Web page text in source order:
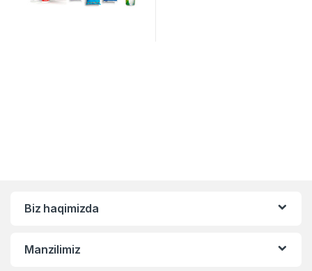
Biz haqimizda
Manzilimiz